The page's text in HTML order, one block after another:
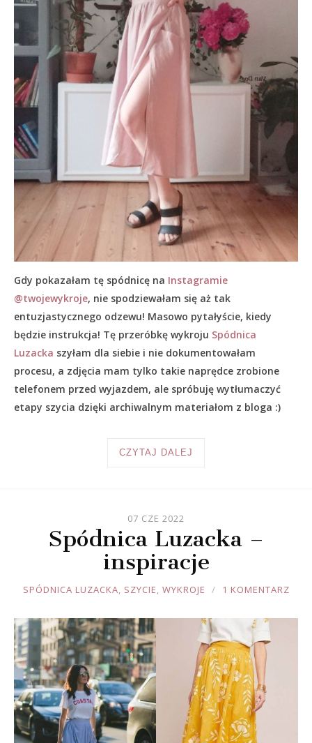
Gdy pokazałam tę spódnicę na Instagramie
@twojewykroje, nie spodziewałam się aż tak
entuzjastycznego odzewu! Masowo pytałyście, kiedy
będzie instrukcja! Tę przeróbkę wykroju Spódnica
Luzacka szyłam dla siebie i nie dokumentowałam
procesu, a zdjęcia mam tylko takie naprędce zrobione
telefonem przed wyjazdem, ale spróbuję wytłumaczyć
etapy szycia dzięki archiwalnym materiałom z bloga :)
CZYTAJ DALEJ
07 CZE 2022
Spódnica Luzacka –
inspiracje
JOULE
SPÓDNICA LUZACKA, SZYCIE, WYKROJE 1 KOMENTARZ